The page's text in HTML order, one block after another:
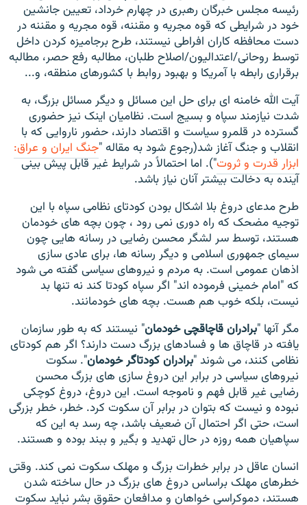
رئیسه مجلس خبرگان رهبری در چهارم خرداد، تعیین جانشین
خود در شرایطی که قوه مجریه و مقننه، قوه مجریه و مقننه در
دست محافظه کاران افراطی نیستند، طرح برجامیزه کردن داخل
توسط روحانی/اعتدالیون/اصلاح طلبان، مطالبه رفع حصر، مطالبه
برقراری رابطه با آمریکا و بهبود روابط با کشورهای منطقه، و...
آیت الله خامنه ای برای حل این مسائل و دیگر مسائل بزرگ، به
شدت نیازمند سپاه و بسیج است. نظامیان اینک نیز حضوری
گسترده در قلمرو سیاست و اقتصاد دارند، حضور ناروایی که با
انقلاب و جنگ آغاز شد(رجوع شود به مقاله "جنگ ایران و عراق:
ابزار قدرت و ثروت"). اما احتمالاً در شرایط غیر قابل پیش بینی
آینده به دخالت بیشتر آنان نیاز باشد.
طرح مدعای دروغ بلا اشکال بودن کودتای نظامی سپاه با این
توجیه مضحک که راه دوری نمی رود ، چون بچه های خودمان
هستند، توسط سر لشگر محسن رضایی در رسانه هایی چون
سیمای جمهوری اسلامی و دیگر رسانه ها، برای عادی سازی
اذهان عمومی است. به مردم و نیروهای سیاسی گفته می شود
که "امام خمینی فرموده اند" اگر سپاه کودتا کند نه تنها بد
نیست، بلکه خوب هم هست. بچه های خودمانند.
مگر آنها "برادران قاچاقچی خودمان" نیستند که به طور سازمان
یافته در قاچاق ها و فسادهای بزرگ دست دارند؟ اگر هم کودتای
نظامی کنند، می شوند "برادران کودتاگر خودمان". سکوت
نیروهای سیاسی در برابر این دروغ سازی های بزرگ محسن
رضایی غیر قابل فهم و ناموجه است. این دروغ، دروغ کوچکی
نبوده و نیست که بتوان در برابر آن سکوت کرد. خطر، خطر بزرگی
است، حتی اگر احتمال آن ضعیف باشد، چه رسد به این که
سپاهیان همه روزه در حال تهدید و بگیر و ببند بوده و هستند.
انسان عاقل در برابر خطرات بزرگ و مهلک سکوت نمی کند. وقتی
خطرهای مهلک براساس دروغ های بزرگ در حال ساخته شدن
هستند، دموکراسی خواهان و مدافعان حقوق بشر نباید سکوت